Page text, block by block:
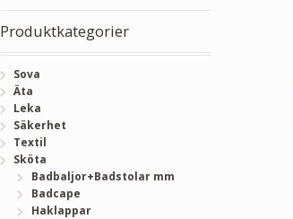
Produktkategorier
Sova
Äta
Leka
Säkerhet
Textil
Sköta
Badbaljor+Badstolar mm
Badcape
Haklappar